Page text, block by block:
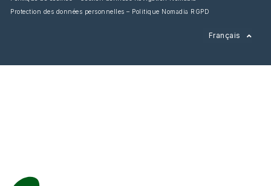
Protection des données personnelles – Politique Nomadia RGPD
Français
English